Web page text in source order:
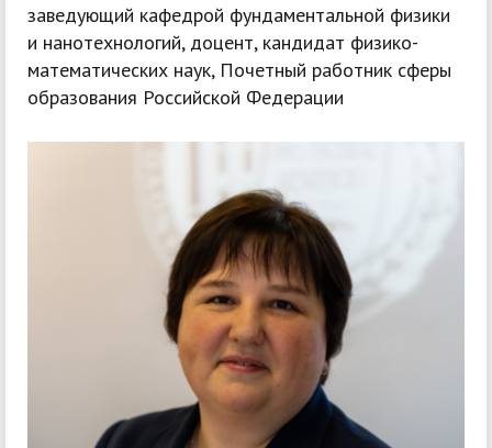
заведующий кафедрой фундаментальной физики
и нанотехнологий, доцент, кандидат физико-
математических наук, Почетный работник сферы
образования Российской Федерации